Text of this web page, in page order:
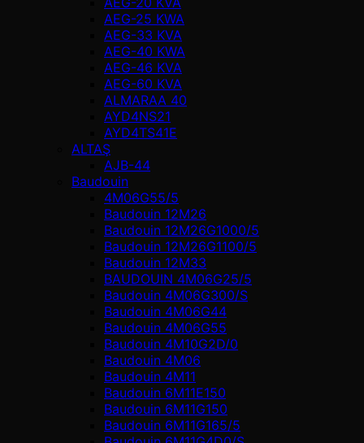
AEG-25 KWA
AEG-33 KVA
AEG-40 KWA
AEG-46 KVA
AEG-60 KVA
ALMARAA 40
AYD4NS21
AYD4TS41E
ALTAŞ
AJB-44
Baudouin
4M06G55/5
Baudouin 12M26
Baudouin 12M26G1000/5
Baudouin 12M26G1100/5
Baudouin 12M33
BAUDOUIN 4M06G25/5
Baudouin 4M06G300/S
Baudouin 4M06G44
Baudouin 4M06G55
Baudouin 4M10G2D/0
Baudouin 4М06
Baudouin 4М11
Baudouin 6M11E150
Baudouin 6M11G150
Baudouin 6M11G165/5